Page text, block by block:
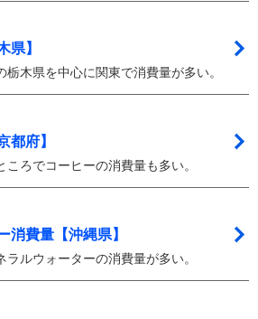
県】
栃木県を中心に関東で消費量が多い。
都府】
ろでコーヒーの消費量も多い。
消費量【沖縄県】
ルウォーターの消費量が多い。